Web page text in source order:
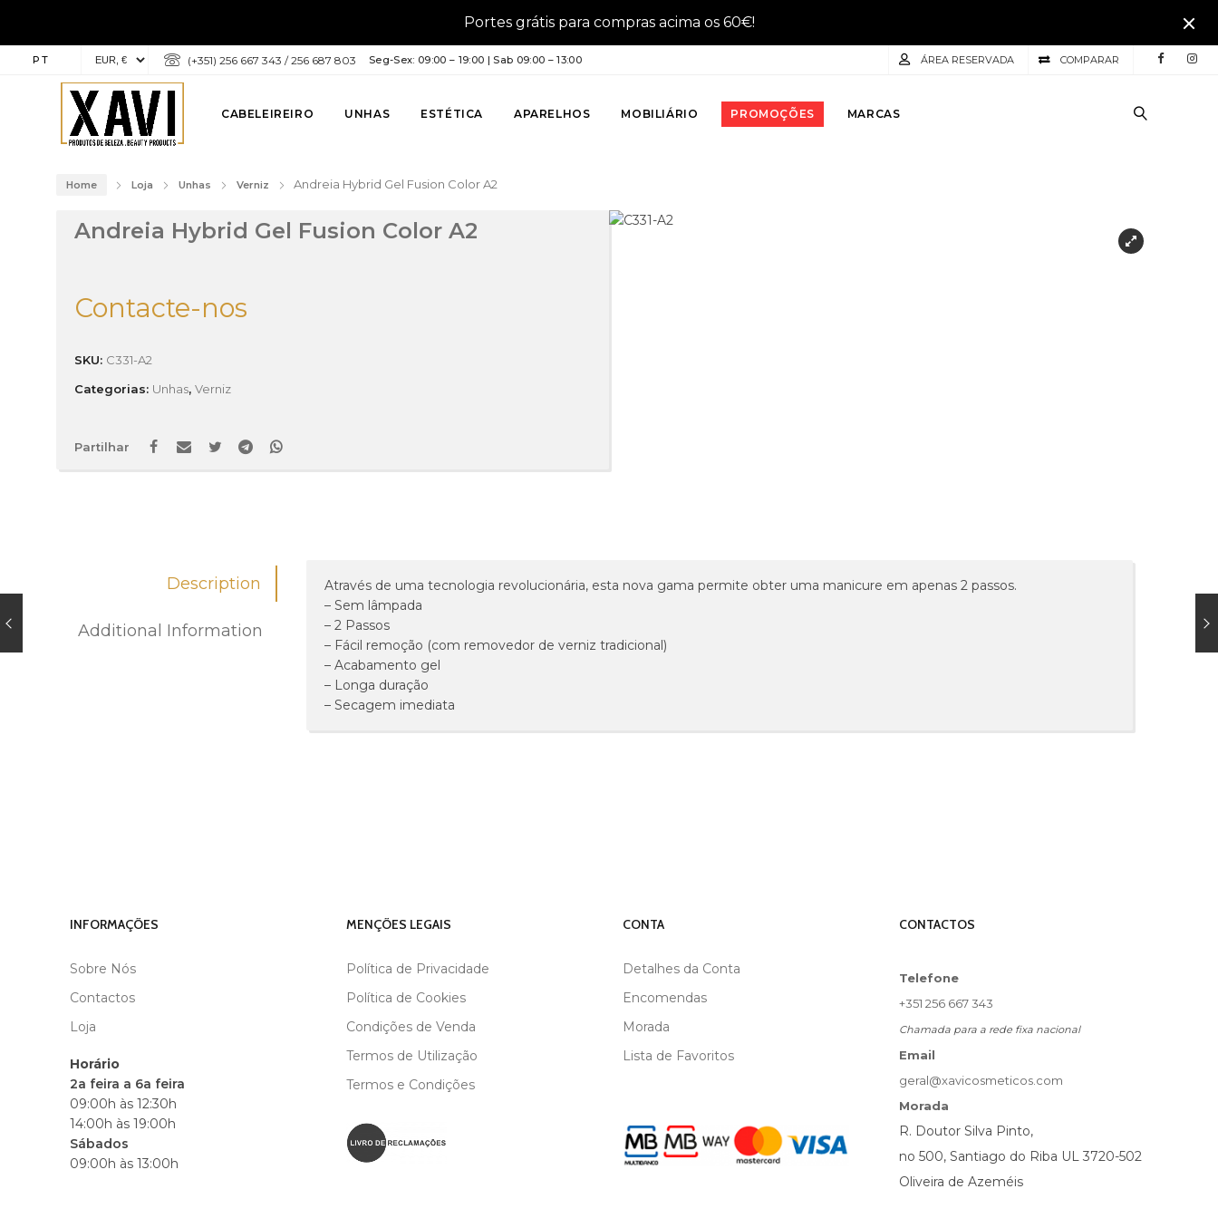
Portes grátis para compras acima os 60€!
PT (+351) 256 667 343 / 256 687 803 Seg-Sex: 09:00 – 19:00 | Sab 09:00 – 13:00 COMPARAR
ÁREA RESERVADA
CABELEIREIRO UNHAS ESTÉTICA APARELHOS MOBILIÁRIO PROMOÇÕES MARCAS
Home Loja Unhas Verniz Andreia Hybrid Gel Fusion Color A2
Andreia Hybrid Gel Fusion Color A2
Contacte-nos
SKU: C331-A2
Categorias: Unhas, Verniz
Partilhar
Description
Additional Information
Através de uma tecnologia revolucionária, esta nova gama permite obter uma manicure em apenas 2 passos.
– Sem lâmpada
– 2 Passos
– Fácil remoção (com removedor de verniz tradicional)
– Acabamento gel
– Longa duração
– Secagem imediata
INFORMAÇÕES
Sobre Nós
Contactos
Loja
Horário
2a feira a 6a feira
09:00h às 12:30h
14:00h às 19:00h
Sábados
09:00h às 13:00h
MENÇÕES LEGAIS
Política de Privacidade
Política de Cookies
Condições de Venda
Termos de Utilização
Termos e Condições
CONTA
Detalhes da Conta
Encomendas
Morada
Lista de Favoritos
CONTACTOS
Telefone
+351 256 667 343
Chamada para a rede fixa nacional
Email
geral@xavicosmeticos.com
Morada
R. Doutor Silva Pinto,
no 500, Santiago do Riba UL 3720-502
Oliveira de Azeméis